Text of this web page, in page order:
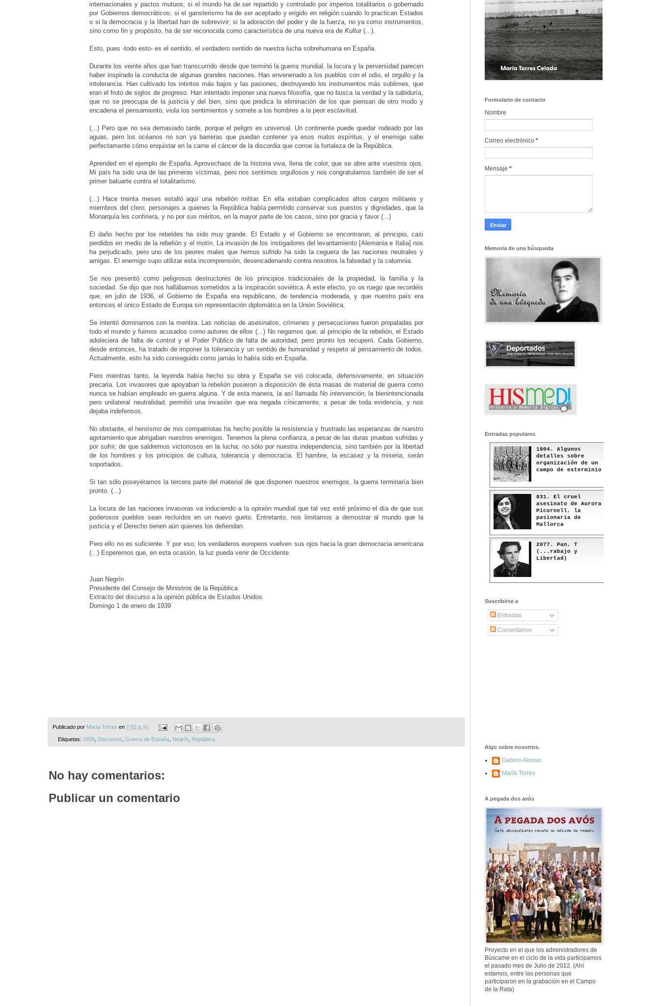
internacionales y pactos mutuos; si el mundo ha de ser repartido y controlado por imperios totalitarios o gobernado
por Gobiernos democráticos; si el gansterismo ha de ser aceptado y erigido en religión cuando lo practican Estados
o si la democracia y la libertad han de sobrevivir; si la adoración del poder y de la fuerza, no ya como instrumentos,
sino como fin y propósito, ha de ser reconocida como característica de una nueva era deKultur(...).
Esto, pues -todo esto- es el sentido, el verdadero sentido de nuestra lucha sobrehumana en España.
Durante los veinte años que han transcurrido desde que terminó la guerra mundial, la locura y la perversidad parecen
haber inspirado la conducta de algunas grandes naciones. Han envenenado a los pueblos con el odio, el orgullo y la
intolerancia. Han cultivado los intintos más bajos y las pasiones, destruyendo los instrumentos más sublimes, que
eran el fruto de siglos de progreso. Han intentado imponer una nueva filosofía, que no busca la verdad y la sabiduría,
que no se preocupa de la justicia y del bien, sino que predica la eliminación de los que piensan de otro modo y
encadena el pensamiento, viola los sentimientos y somete a los hombres a la peor esclavitud.
(...) Pero que no sea demasiado tarde, porque el peligro es universal. Un continente puede quedar rodeado por las
aguas, pero los océanos no son ya barreras que puedan contener ya esos malos espíritus, y el enemigo sabe
perfectamente cómo enquistar en la carne el cáncer de la discordia que corroe la fortaleza de la República.
Aprended en el ejemplo de España. Aprovechaos de la historia viva, llena de color, que se abre ante vuestros ojos.
Mi país ha sido una de las primeras víctimas, pero nos sentimos orgullosos y nos congratulamos también de ser el
primer baluarte contra el totalitarismo.
(...) Hace treinta meses estalló aquí una rebelión militar. En ella estaban complicados altos cargos militares y
miembros del clero, personajes a quienes la República había permitido conservar sus puestos y dignidades, que la
Monarquía les confiriera, y no por sus méritos, en la mayor parte de los casos, sino por gracia y favor (...)
El daño hecho por los rebeldes ha sido muy grande. El Estado y el Gobierno se encontraron, al principio, casi
perdidos en medio de la rebelión y el motín. La invasión de los instigadores del levantamiento [Alemania e Italia] nos
ha perjudicado, pero uno de los peores males que hemos sufrido ha sido la ceguera de las naciones neutrales y
amigas. El enemigo supo utilizar esta incomprensión, desencadenando contra nosotros la falsedad y la calumnia.
Se nos presentó como peligrosos destructores de los principios tradicionales de la propiedad, la familia y la
sociedad. Se dijo que nos hallábamos sometidos a la inspiración soviética. A este efecto, yo os ruego que recordéis
que, en julio de 1936, el Gobierno de España era republicano, de tendencia moderada, y que nuestro país era
entonces el único Estado de Europa sin representación diplomática en la Unión Soviética.
Se intentó dominarnos con la mentira. Las noticias de asesinatos, crímenes y persecuciones fueron propaladas por
todo el mundo y fuimos acusados como autores de ellos (...) No negamos que, al principio de la rebelión, el Estado
adoleciera de falta de control y el Poder Público de falta de autoridad; pero pronto los recuperó. Cada Gobierno,
desde entonces, ha tratado de imponer la tolerancia y un sentido de humanidad y respeto al pensamiento de todos.
Actualmente, esto ha sido conseguido como jamás lo había sido en España.
Pero mientras tanto, la leyenda había hecho su obra y España se vió colocada, defensivamente, en situación
precaria. Los invasores que apoyaban la rebelión pusieron a disposición de ésta masas de material de guerra como
nunca se habían empleado en guerra alguna. Y de esta manera, la así llamada No intervención, la bienintencionada
pero unilateral neutralidad, permitió una invasión que era negada cínicamente, a pesar de toda evidencia, y nos
dejaba indefensos.
No obstante, el heroísmo de mis compatriotas ha hecho posible la resistencia y frustrado las esperanzas de nuestro
agotamiento que abrigaban nuestros enemigos. Tenemos la plena confianza, a pesar de las duras pruebas sufridas y
por sufrir, de que saldremos victoriosos en la lucha; no sólo por nuestra independencia, sino también por la libertad
de los hombres y los principios de cultura, tolerancia y democracia. El hambre, la escasez y la miseria, serán
soportados.
Si tan sólo poseyéramos la tercera parte del material de que disponen nuestros enemigos, la guerra terminaría bien
pronto. (...)
La locura de las naciones invasoras va induciendo a la opinión mundial que tal vez esté próximo el día de que sus
poderosos pueblos sean recluídos en un nuevo gueto. Entretanto, nos limitamos a demostrar al mundo que la
justicia y el Derecho tienen aún quienes los defiendan.
Pero ello no es suficiente. Y por eso, los verdaderos europeos vuelven sus ojos hacia la gran democracia americana
(...) Esperemos que, en esta ocasión, la luz pueda venir de Occidente.
Juan Negrín
Presidente del Consejo de Ministros de la República
Extracto del discurso a la opinión pública de Estados Unidos.
Domingo 1 de enero de 1939
Publicado por María Torres en 7:02 p. m.
Etiquetas: 1939, Discursos Guerra de España, Negrín, República
No hay comentarios:
Publicar un comentario
Formulario de contacto
Nombre
Correo electrónico *
Mensaje *
Memoria de una búsqueda
Entradas populares
1804. Algunos
detalles sobre
organización de un
campo de exterminio
831. El cruel
asesinato de Aurora
Picornell, la
pasionaria de
Mallorca
2077. Pan, T
(...rabajo y
Libertad)
577. Nos fusilaron
fusilaron mal
307. Vuestros
nombres no se han
borrado en la
Historia
Suscribirse a
Entradas
Comentarios
Algo sobre nosotros.
Gabino Alonso
María Torres
A pegada dos avós
Proyecto en el que los administradores de
Búscame en el ciclo de la vida participamos
el pasado mes de Julio de 2012. (Ahí
estamos, entre las personas que
participaron en la grabación en el Campo
de la Rata)